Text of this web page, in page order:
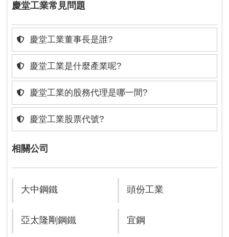
慶堂工業常見問題
慶堂工業董事長是誰?
慶堂工業是什麼產業呢?
慶堂工業的股務代理是哪一間?
慶堂工業股票代號?
相關公司
大中鋼鐵 頭份工業
亞太隆剛鋼鐵 宜鋼